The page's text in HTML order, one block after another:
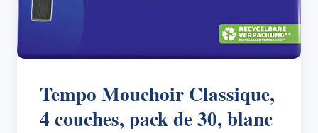
Tempo Mouchoir Classique,
4 couches, pack de 30, blanc